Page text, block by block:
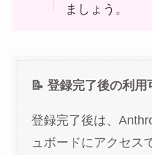
ましょう。
📝 登録完了後の利用
登録完了後は、
ュボードにアクセス